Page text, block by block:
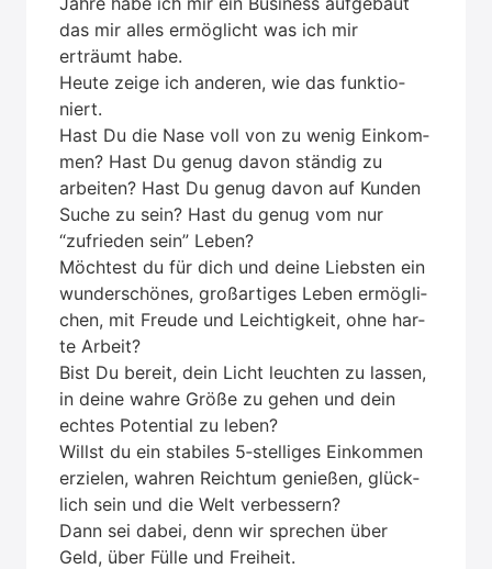
das mir alles ermög­licht was ich mir
erträumt habe.
Heu­te zei­ge ich ande­ren, wie das funk­tio­
niert.
Hast Du die Nase voll von zu wenig Ein­kom­
men? Hast Du genug davon stän­dig zu
arbei­ten? Hast Du genug davon auf Kun­den
Suche zu sein? Hast du genug vom nur
“zufrie­den sein” Leben?
Möch­test du für dich und dei­ne Liebs­ten ein
wun­der­schö­nes, groß­ar­ti­ges Leben ermög­li­
chen, mit Freu­de und Leich­tig­keit, ohne har­
te Arbeit?
Bist Du bereit, dein Licht leuch­ten zu las­sen,
in dei­ne wah­re Grö­ße zu gehen und dein
ech­tes Poten­ti­al zu leben?
Willst du ein sta­bi­les 5‑stelliges Ein­kom­men
erzie­len, wah­ren Reich­tum genie­ßen, glück­
lich sein und die Welt ver­bes­sern?
Dann sei dabei, denn wir spre­chen über
Geld, über Fül­le und Frei­heit.